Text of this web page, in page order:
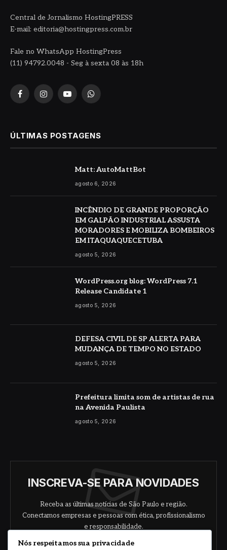
Central de Jornalismo HostingPRESS
E-mail: editoria@hostingpress.com.br
Fale no WhatsApp HostingPress
(11) 94792.0048 - Seg à sexta 08 às 18h
FacebookInstagramYouTubeWhatsApp
ÚLTIMAS POSTAGENS
Matt: AutoMattBot
agosto 6, 2026
INCÊNDIO DE GRANDE PROPORÇÃO
EM GALPÃO INDUSTRIAL ASSUSTA
MORADORES E MOBILIZA BOMBEIROS
EM ITAQUAQUECETUBA
agosto 5, 2026
WordPress.org blog: WordPress 7.1
Release Candidate 1
agosto 5, 2026
DEFESA CIVIL DE SP ALERTA PARA
MUDANÇA DE TEMPO NO ESTADO
agosto 5, 2026
Prefeitura limita som de artistas de rua
na Avenida Paulista
agosto 5, 2026
INSCREVA-SE PARA NOVIDADES
Receba as últimas notícias de São Paulo e região.
Conectamos empresas e pessoas com ética, profissionalismo
e responsabilidade.
Nós respeitamos sua privacidade